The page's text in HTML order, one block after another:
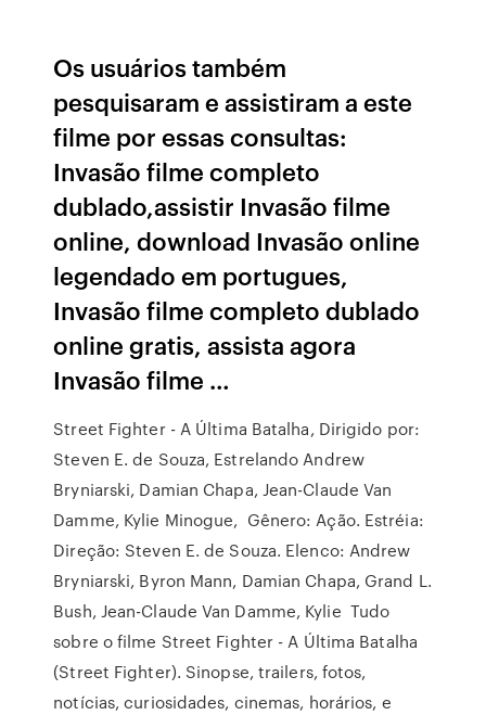
Os usuários também
pesquisaram e assistiram a este
filme por essas consultas:
Invasão filme completo
dublado,assistir Invasão filme
online, download Invasão online
legendado em portugues,
Invasão filme completo dublado
online gratis, assista agora
Invasão filme …
Street Fighter - A Última Batalha, Dirigido por:
Steven E. de Souza, Estrelando Andrew
Bryniarski, Damian Chapa, Jean-Claude Van
Damme, Kylie Minogue, Gênero: Ação. Estréia:
Direção: Steven E. de Souza. Elenco: Andrew
Bryniarski, Byron Mann, Damian Chapa, Grand L.
Bush, Jean-Claude Van Damme, Kylie Tudo
sobre o filme Street Fighter - A Última Batalha
(Street Fighter). Sinopse, trailers, fotos,
notícias, curiosidades, cinemas, horários, e